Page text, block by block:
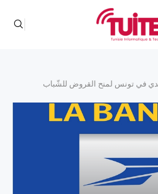
في تونس لمنح القروض للشّباب